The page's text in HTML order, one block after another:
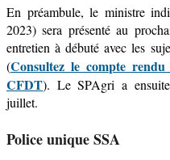
En préambule, le ministre
2023) sera présenté au
entretien à débuté avec les
(Consultez le compte
CFDT). Le SPAgri a
juillet.
Police unique SSA